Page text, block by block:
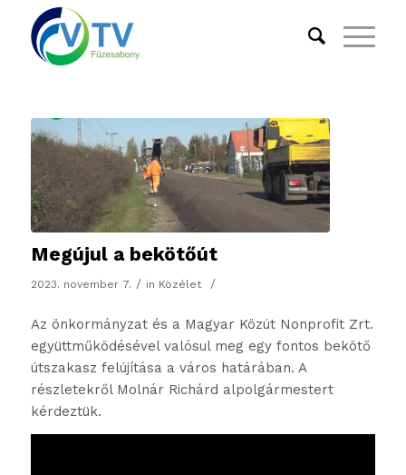
Megújul a bekötőút
2023. november 7. / in Közélet /
Az önkormányzat és a Magyar Közút Nonprofit Zrt.
együttműködésével valósul meg egy fontos bekötő
útszakasz felújítása a város határában. A
részletekről Molnár Richárd alpolgármestert
kérdeztük.